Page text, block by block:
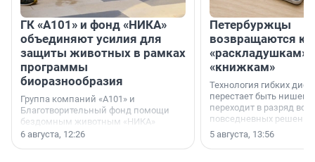
ГК «А101» и фонд «НИКА»
объединяют усилия для
защиты животных в рамках
программы
биоразнообразия
Группа компаний «А101» и
Благотворительный фонд помощи
бездомным животным «НИКА»
заключили соглашение о
6 августа, 12:26
Петербуржцы
возвращаются к
«раскладушкам»
«книжкам»
Технология гибких
перестает быть
переходит в разряд
повседневных
5 августа, 13:56